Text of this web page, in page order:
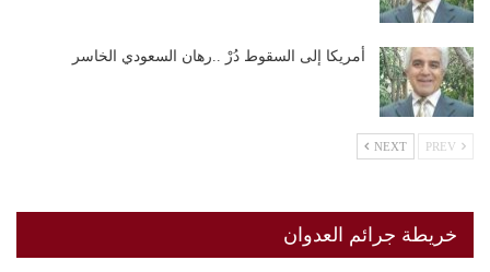
أمريكا إلى السقوط دُرْ ..رهان السعودي الخاسر
NEXT
خريطة جرائم العدوان